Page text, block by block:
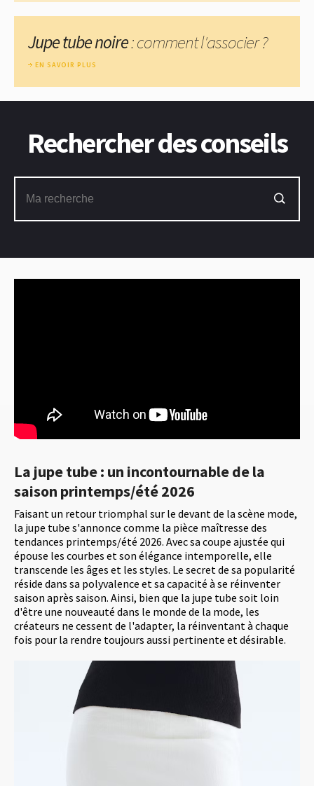
La jupe tube : un incontournable de la
saison printemps/été 2026
Faisant un retour triomphal sur le devant de la scène mode,
la jupe tube s'annonce comme la pièce maîtresse des
tendances printemps/été 2026. Avec sa coupe ajustée qui
épouse les courbes et son élégance intemporelle, elle
transcende les âges et les styles. Le secret de sa popularité
réside dans sa polyvalence et sa capacité à se réinventer
saison après saison. Ainsi, bien que la jupe tube soit loin
d'être une nouveauté dans le monde de la mode, les
créateurs ne cessent de l'adapter, la réinventant à chaque
fois pour la rendre toujours aussi pertinente et désirable.
Jupe tube noire: comment l'associer ?
EN SAVOIR PLUS
Rechercher des conseils